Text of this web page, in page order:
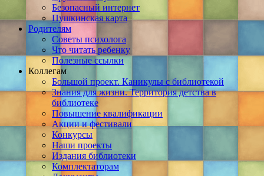
Безопасный интернет
Пушкинская карта
Родителям
Советы психолога
Что читать ребенку
Полезные ссылки
Коллегам
Большой проект. Каникулы с библиотекой
Знания для жизни. Территория детства в
библиотеке
Повышение квалификации
Акции и фестивали
Конкурсы
Наши проекты
Издания библиотеки
Комплектаторам